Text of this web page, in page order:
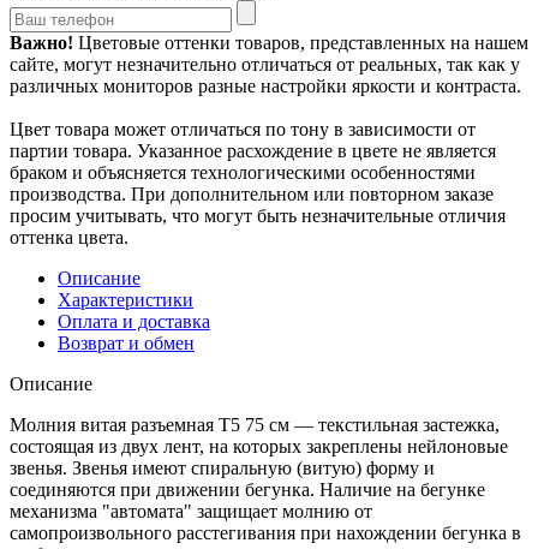
Важно! Цветовые оттенки товаров, представленных на нашем
сайте, могут незначительно отличаться от реальных, так как у
различных мониторов разные настройки яркости и контраста.
Цвет товара может отличаться по тону в зависимости от
партии товара. Указанное расхождение в цвете не является
браком и объясняется технологическими особенностями
производства. При дополнительном или повторном заказе
просим учитывать, что могут быть незначительные отличия
оттенка цвета.
Описание
Характеристики
Оплата и доставка
Возврат и обмен
Описание
Молния витая разъемная Т5 75 см — текстильная застежка,
состоящая из двух лент, на которых закреплены нейлоновые
звенья. Звенья имеют спиральную (витую) форму и
соединяются при движении бегунка. Наличие на бегунке
механизма "автомата" защищает молнию от
самопроизвольного расстегивания при нахождении бегунка в